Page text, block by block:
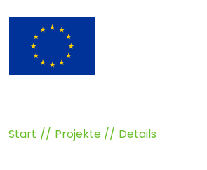
Start Projekte Details